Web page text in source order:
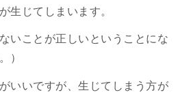
生じてしまいます。
いことが正しいということにな
）
いいですが、生じてしまう方が